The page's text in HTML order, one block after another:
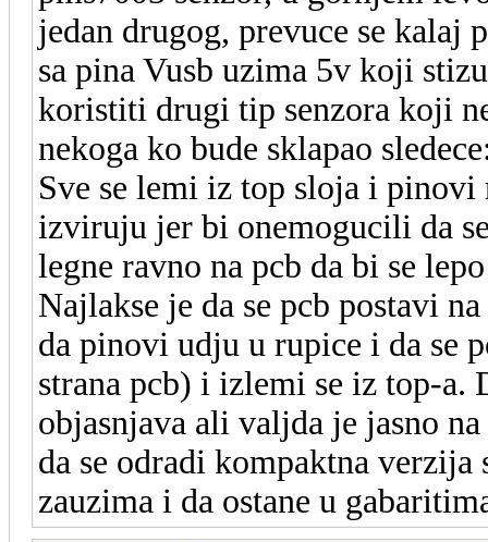
jedan drugog, prevuce se kalaj
sa pina Vusb uzima 5v koji
koristiti drugi tip senzora koji
nekoga ko bude sklapao
Sve se lemi iz top sloja i pinovi
izviruju jer bi onemogucili da
legne ravno na pcb da bi se
Najlakse je da se pcb postavi
da pinovi udju u rupice i da se
strana pcb) i izlemi se iz top-a.
objasnjava ali valjda je jasno
da se odradi kompaktna verzija
zauzima i da ostane u